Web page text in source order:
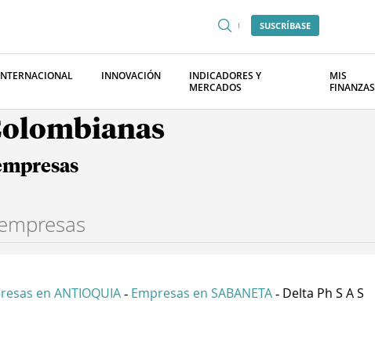
SUSCRÍBASE
INNOVACIÓN
INDICADORES Y
MERCADOS
MIS
FINANZAS
en ANTIOQUIA - Empresas en SABANETA - Delta Ph S A S